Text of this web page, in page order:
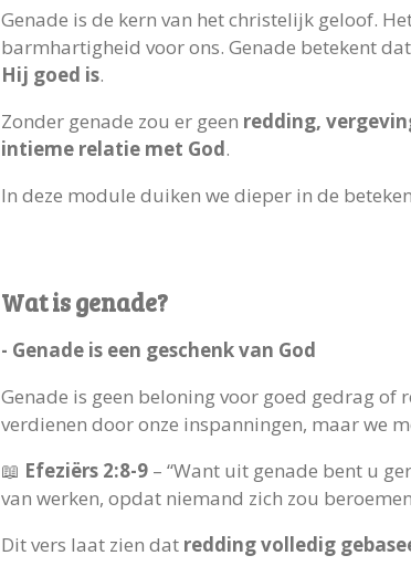
Genade is de kern van het christelijk geloof.
barmhartigheid voor ons. Genade betekent
Hij goed is.
Zonder genade zou er geen redding,
intieme relatie met God.
In deze module duiken we dieper in de
Wat is genade?
- Genade is een geschenk van God
Genade is geen beloning voor goed gedrag of
verdienen door onze inspanningen, maar we
📖 Efeziërs 2:8-9 – “Want uit genade bent u
van werken, opdat niemand zich zou
Dit vers laat zien dat redding volledig